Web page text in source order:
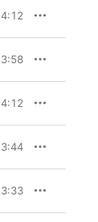
4:12
3:58
4:12
3:44
3:33